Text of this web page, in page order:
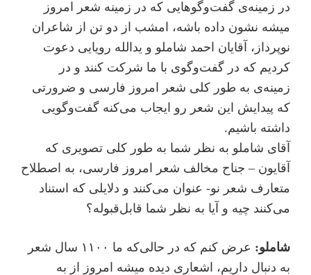
در زمینه‌ی گفت‌و‌گوهایی که در زمینه شعر امروز
میشه نشون داده باشه، امشب از دو تن از شاعران
نوپرداز، آقایان احمد شاملو و یدالله رویایی دعوت
کردیم که در گفت‌و‌گوی با ما شرکت کنند و در
زمینه‌ی به طور کلی شعر امروز فارسی و ضرورتی
که پیدایش این شعر رو ایجاب می‌کنه گفت‌و‌گویی
داشته باشیم.
آقای شاملو به نظر شما به طور کلی تصویری که
آقایون – جناح مخالف شعر امروز فارسی، به اصطلاح
متعارف شعر نو- عنوان می‌کنند و دلایلی که استناد
می‌کنند چیه و آیا به نظر شما قابل‌قبوله؟
شاملو:
عرض کنم که در حالی‌که ما ۱۱۰۰ سال شعر
به دنبال داریم، اشعاری دیده میشه امروز از به